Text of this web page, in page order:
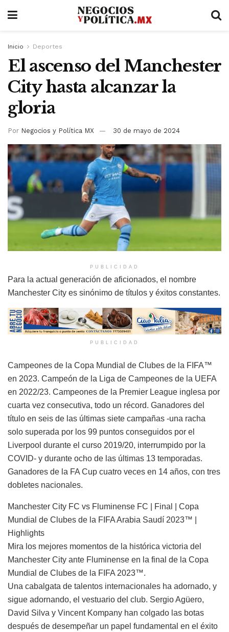
Inicio Deportes
El ascenso del Manchester
City hasta alcanzar la
gloria
Por Negocios y Política MX 30 de mayo de 2024
PUBLICIDAD
Para la actual generación de aficionados, el nombre
Manchester City es sinónimo de títulos y éxitos constantes.
PUBLICIDAD
Campeones de la Copa Mundial de Clubes de la FIFA™
en 2023. Campeón de la Liga de Campeones de la UEFA
en 2022/23. Campeones de la Premier League inglesa por
cuarta vez consecutiva, todo un récord. Ganadores del
título en seis de las últimas siete campañas -una racha
solo superada por los 99 puntos conseguidos por el
Liverpool durante el curso 2019/20, interrumpido por la
COVID- y durante ocho de las últimas 13 temporadas.
Ganadores de la FA Cup cuatro veces en 14 años, con tres
dobletes nacionales.
Manchester City FC vs Fluminense FC | Final | Copa
Mundial de Clubes de la FIFA Arabia Saudí 2023™ |
Highlights
Mira los mejores momentos de la histórica victoria del
Manchester City ante Fluminense en la final de la Copa
Mundial de Clubes de la FIFA 2023™.
Una cabalgata de talentos internacionales ha adornado, y
sigue adornando, el vestuario del club. Sergio Agüero,
David Silva y Vincent Kompany han colgado las botas
después de desempeñar un papel fundamental en el éxito